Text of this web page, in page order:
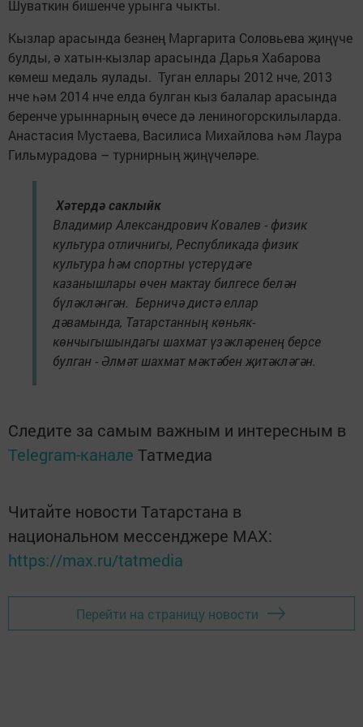
Шуваткин бишенче урынга чыкты.
Кызлар арасында безнең Маргарита Соловьева җиңүче
булды, ә хатын-кызлар арасында Дарья Хабарова
көмеш медаль яулады. Туган еллары 2012 нче, 2013
нче һәм 2014 нче елда булган кыз балалар арасында
беренче урыннарның өчесе дә лениногорскилыларда.
Анастасия Мустаева, Василиса Михайлова һәм Лаура
Гильмурадова – турнирның җиңүчеләре.
Хәтердә саклыйк
Владимир Александрович Ковалев - физик
культура отличнигы, Республикада физик
культура һәм спортны үстерүдәге
казанышлары өчен мактау билгесе белән
бүләкләнгән. Берничә дистә еллар
дәвамында, Татарстанның көньяк-
көнчыгышындагы шахмат үзәкләренең берсе
булган - Әлмәт шахмат мәктәбен җитәкләгән.
Следите за самым важным и интересным в
Telegram-канале Татмедиа
Читайте новости Татарстана в
национальном мессенджере MАХ:
https://max.ru/tatmedia
Перейти на страницу новости